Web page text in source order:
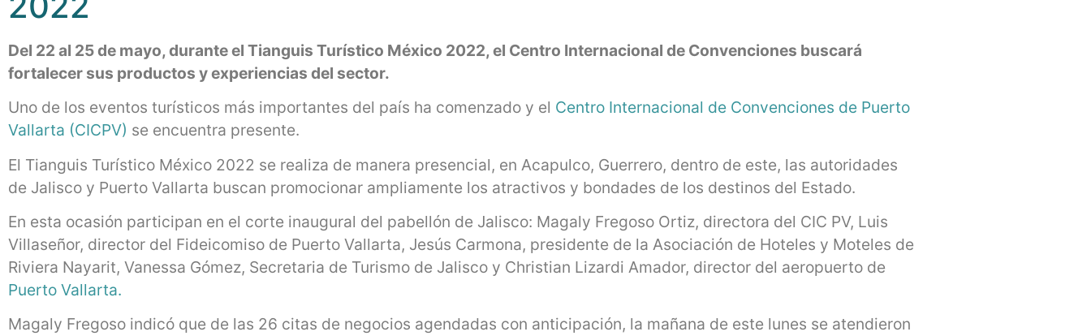
Del 22 al 25 de mayo, durante el Tianguis Turístico México 2022, el Centro Internacional de Convenciones buscará
fortalecer sus productos y experiencias del sector.
Uno de los eventos turísticos más importantes del país ha comenzado y el Centro Internacional de Convenciones de Puerto
Vallarta (CICPV) se encuentra presente.
El Tianguis Turístico México 2022 se realiza de manera presencial, en Acapulco, Guerrero, dentro de este, las autoridades
de Jalisco y Puerto Vallarta buscan promocionar ampliamente los atractivos y bondades de los destinos del Estado.
En esta ocasión participan en el corte inaugural del pabellón de Jalisco: Magaly Fregoso Ortiz, directora del CIC PV, Luis
Villaseñor, director del Fideicomiso de Puerto Vallarta, Jesús Carmona, presidente de la Asociación de Hoteles y Moteles de
Riviera Nayarit, Vanessa Gómez, Secretaria de Turismo de Jalisco y Christian Lizardi Amador, director del aeropuerto de
Puerto Vallarta.
Magaly Fregoso indicó que de las 26 citas de negocios agendadas con anticipación, la mañana de este lunes se atendieron